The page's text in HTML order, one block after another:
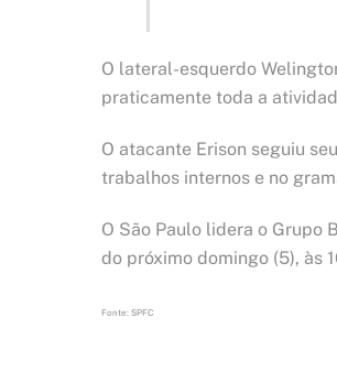
O lateral-esquerdo
praticamente toda a
O atacante Erison seguiu
trabalhos internos e no
O São Paulo lidera o Grupo
do próximo domingo (5), às
Fonte: SPFC